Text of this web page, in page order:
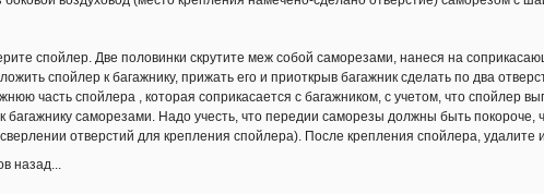
спойлер. Две половинки скрутите меж собой саморезами, нанеся на
спойлер к багажнику, прижать его и приоткрыв багажник сделать по два
часть спойлера , которая соприкасается с багажником, с учетом, что спойлер
багажнику саморезами. Надо учесть, что передии саморезы должны быть
отверстий для крепления спойлера). После крепления спойлера, удалите
назад...